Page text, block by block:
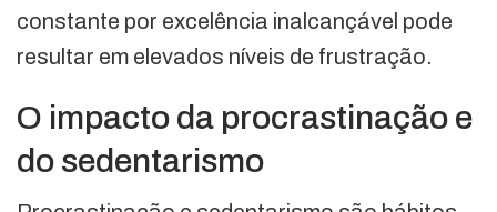
constante por excelência inalcançável pode
resultar em elevados níveis de frustração.
O impacto da procrastinação e
do sedentarismo